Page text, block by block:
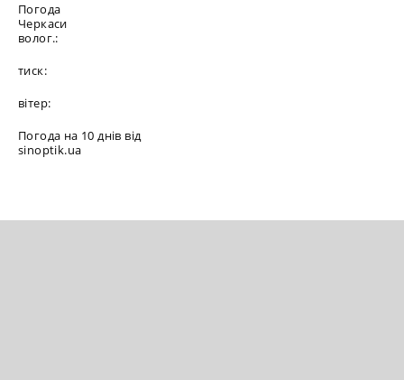
Погода
Черкаси
волог.:
тиск:
вітер:
Погода на 10 днів від
sinoptik.ua